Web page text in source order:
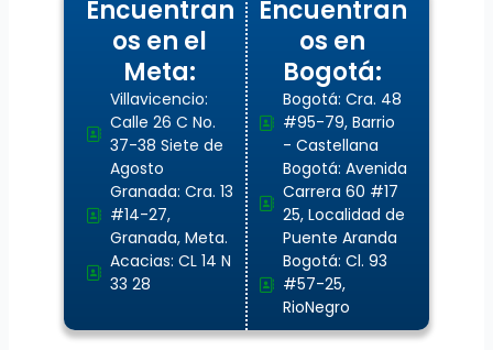
Encuentran
os en el
Meta:
Villavicencio:
Calle 26 C No.
37-38 Siete de
Agosto
Granada: Cra. 13
#14-27,
Granada, Meta.
Acacias: CL 14 N
33 28
Encuentran
os en
Bogotá:
Bogotá: Cra. 48
#95-79, Barrio
- Castellana
Bogotá: Avenida
Carrera 60 #17
25, Localidad de
Puente Aranda
Bogotá: Cl. 93
#57-25,
RioNegro